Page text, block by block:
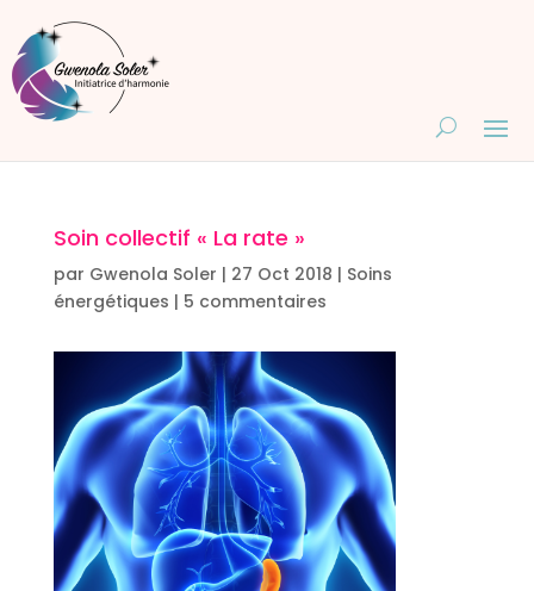
Soin collectif « La rate »
par Gwenola Soler | 27 Oct 2018 | Soins
énergétiques | 5 commentaires